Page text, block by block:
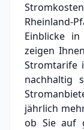
Aktueller
Rheinland-
Einblicke
zeigen
Stromtarife
nachhaltig
jährlich
ob Sie auf